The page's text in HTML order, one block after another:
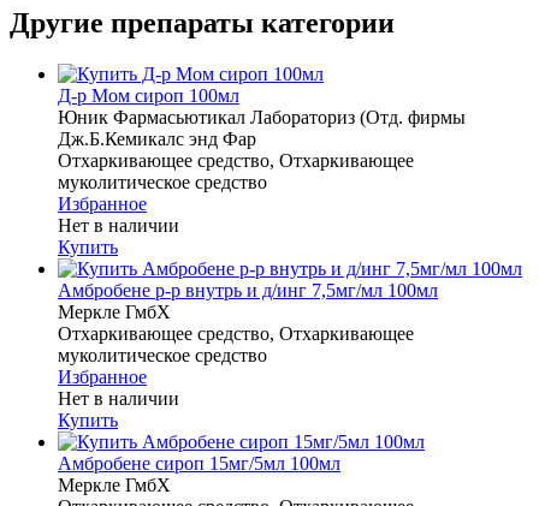
Другие препараты категории
Д-р Мом сироп 100мл
Юник Фармасьютикал Лабораториз (Отд. фирмы
Дж.Б.Кемикалс энд Фар
Отхаркивающее средство, Отхаркивающее
муколитическое средство
Избранное
Нет в наличии
Купить
Амбробене р-р внутрь и д/инг 7,5мг/мл 100мл
Меркле ГмбХ
Отхаркивающее средство, Отхаркивающее
муколитическое средство
Избранное
Нет в наличии
Купить
Амбробене сироп 15мг/5мл 100мл
Меркле ГмбХ